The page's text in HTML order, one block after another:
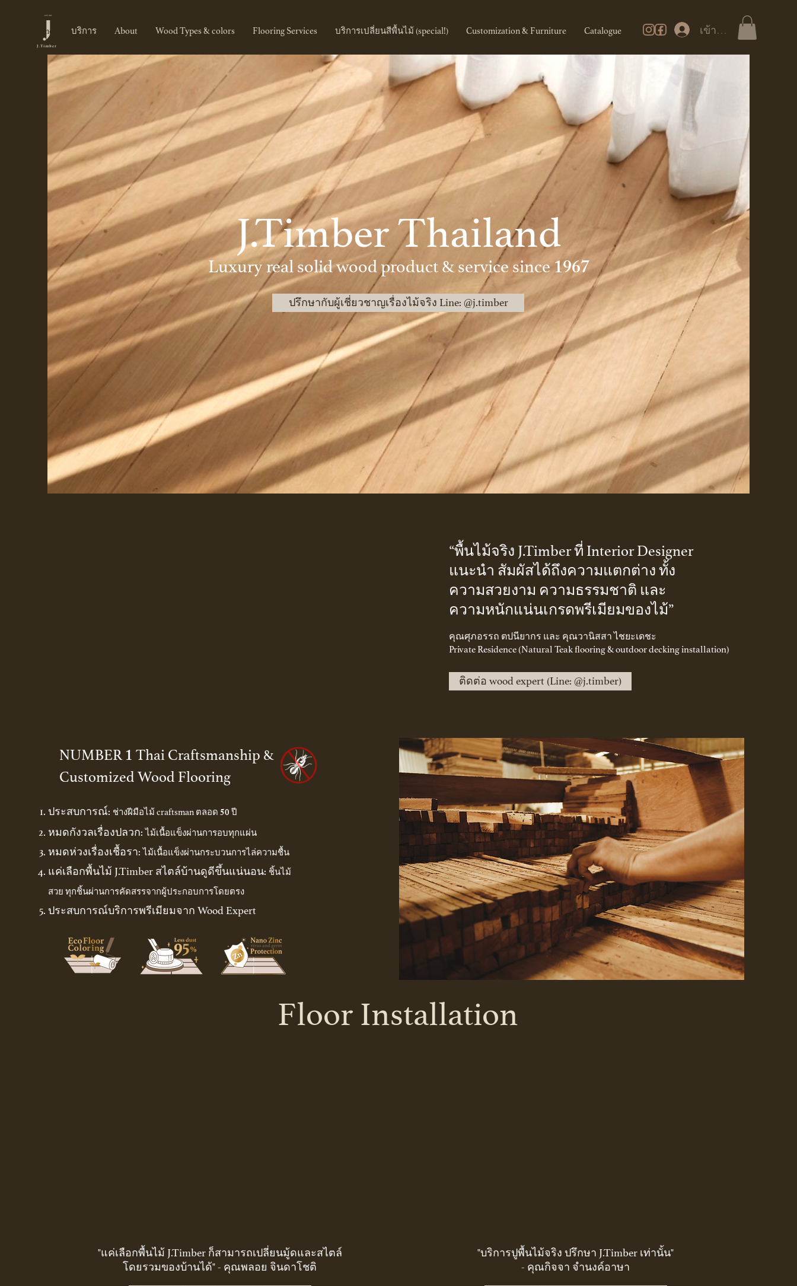
เข้าสู่ระบบ
Home บริการ About Wood Types & colors Flooring Services บริการเปลี่ยนสีพื้นไม้ (special!) Customization & Furniture Catalogue
J.Timber Thailand
Luxury real solidwood product & service since1967
ปรึกษากับผู้เชี่ยวชาญเรื่องไม้จริง Line: @j.timber
“พื้นไม้จริง J.Timber ที่ Interior Designer
แนะนำ สัมผัสได้ถึงความแตกต่าง ทั้ง
ความสวยงาม ความธรรมชาติ และ
ความหนักแน่นเกรดพรีเมียมของไม้”
คุณศุภอรรถ ตปนียากร และ คุณวานิสสา ไชยะเดชะ
Private Residence (Natural Teak flooring & outdoor decking installation)
ติดต่อ wood expert (Line: @j.timber)
NUMBER1 Thai Craftsmanship &
Customized Wood Flooring
ประสบการณ์: ช่างฝีมือไม้ craftsman ตลอด 50 ปี
หมดกังวลเรื่องปลวก: ไม้เนื้อแข็งผ่านการอบทุกแผ่น
หมดห่วงเรื่องเชื้อรา: ไม้เนื้อแข็งผ่านกระบวนการไล่ความชื้น
แค่เลือกพื้นไม้ J.Timber สไตล์บ้านดูดีขึ้นแน่นอน: ชิ้นไม้
สวย ทุกชิ้นผ่านการคัดสรรจากผู้ประกอบการโดยตรง
ประสบการณ์บริการพรีเมียมจาก Wood Expert
"แค่เลือกพื้นไม้ J.Timber ก็สามารถเปลี่ยนมู้ดและสไตล์
โดยรวมของบ้านได้" - คุณพลอย จินดาโชติ
"บริการปูพื้นไม้จริง ปรึกษา J.Timber เท่านั้น"
- คุณกิจจา จำนงค์อาษา
Floor Installation